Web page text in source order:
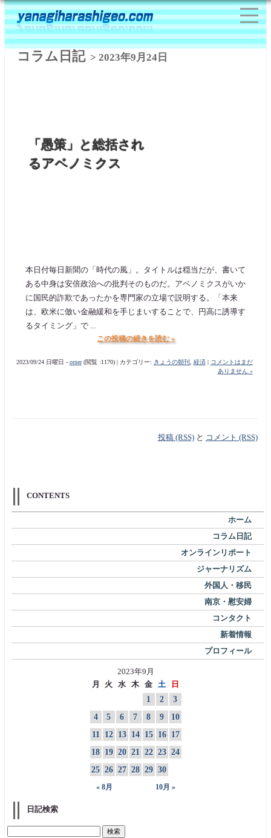
コラム日記> 2023年9月24日
「愚策」と総括され
るアベノミクス
本日付毎日新聞の「時代の風」。タイトルは穏当だが、書いて
ある中身は安倍政治への批判そのものだ。アベノミクスがいか
に国民的詐欺であったかを専門家の立場で説明する。「本来
は、欧米に倣い金融緩和を手じまいすることで、円高に誘導す
るタイミング」で ...
この投稿の続きを読む »
2023/09/24 日曜日 - orner(閲覧 :1170) | カテゴリー: きょうの朝刊 , 経済|
コメントはまだ
ありません »
投稿 (RSS)と コメント (RSS)
CONTENTS
ホーム
コラム日記
オンラインリポート
ジャーナリズム
外国人・移民
南京・慰安婦
コンタクト
新着情報
プロフィール
2023年9月
月
火 水 木 金 土 日
« 8月 10月 »
1 2
3
4
5 6 7 8 9
10
11
12 13 14 15 16
17
18 19 20 21 22 23 24
25 26 27 28 29 30
日記検索